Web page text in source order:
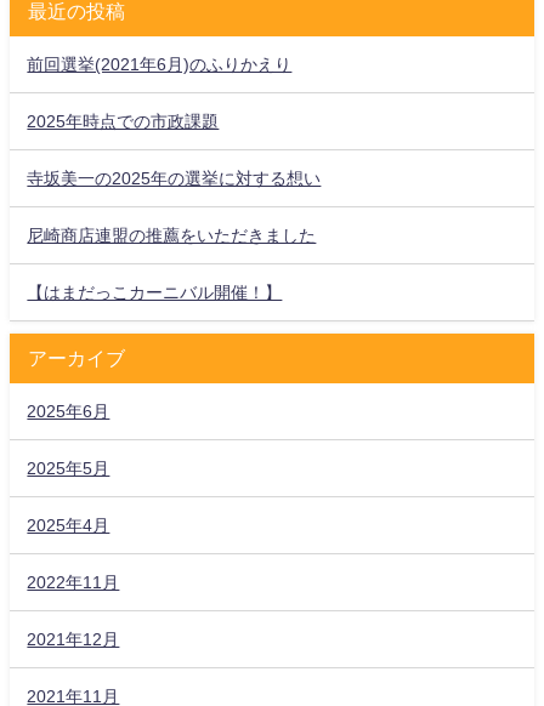
最近の投稿
前回選挙(2021年6月)のふりかえり
2025年時点での市政課題
寺坂美一の2025年の選挙に対する想い
尼崎商店連盟の推薦をいただきました
【はまだっこカーニバル開催！】
アーカイブ
2025年6月
2025年5月
2025年4月
2022年11月
2021年12月
2021年11月